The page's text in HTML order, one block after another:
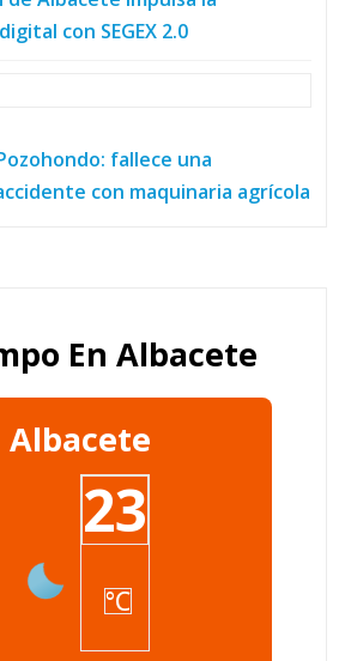
con SEGEX 2.0
fallece una
con maquinaria agrícola
En Albacete
Albacete
23
°C